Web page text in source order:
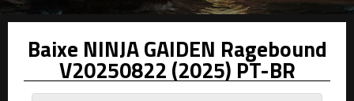
Baixe NINJA GAIDEN Ragebound
V20250822 (2025) PT-BR